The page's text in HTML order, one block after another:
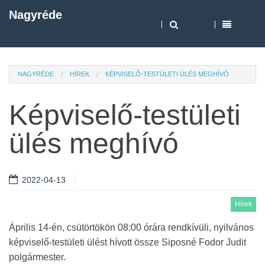
Nagyréde
NAGYRÉDE HÍREK KÉPVISELŐ-TESTÜLETI ÜLÉS MEGHÍVÓ
Képviselő-testületi
ülés meghívó
2022-04-13
Hírek
Április 14-én, csütörtökön 08:00 órára rendkívüli, nyilvános
képviselő-testületi ülést hívott össze Siposné Fodor Judit
polgármester.